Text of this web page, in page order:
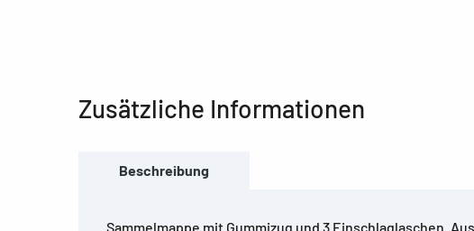
Zusätzliche Informationen
Beschreibung
Sammelmappe mit Gummizug und 3 Einschlaglaschen.